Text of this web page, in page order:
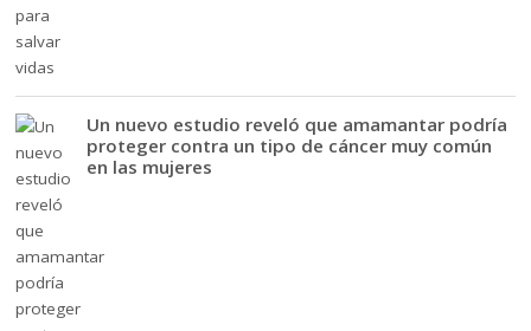
Un nuevo estudio reveló que amamantar podría
proteger contra un tipo de cáncer muy común
en las mujeres